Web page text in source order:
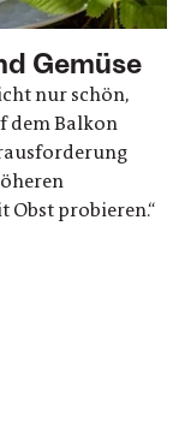
Gemüse
nur schön,
dem Balkon
Obst probieren.“